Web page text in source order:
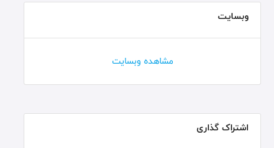
وبسایت
مشاهده وبسایت
اشتراک گذاری